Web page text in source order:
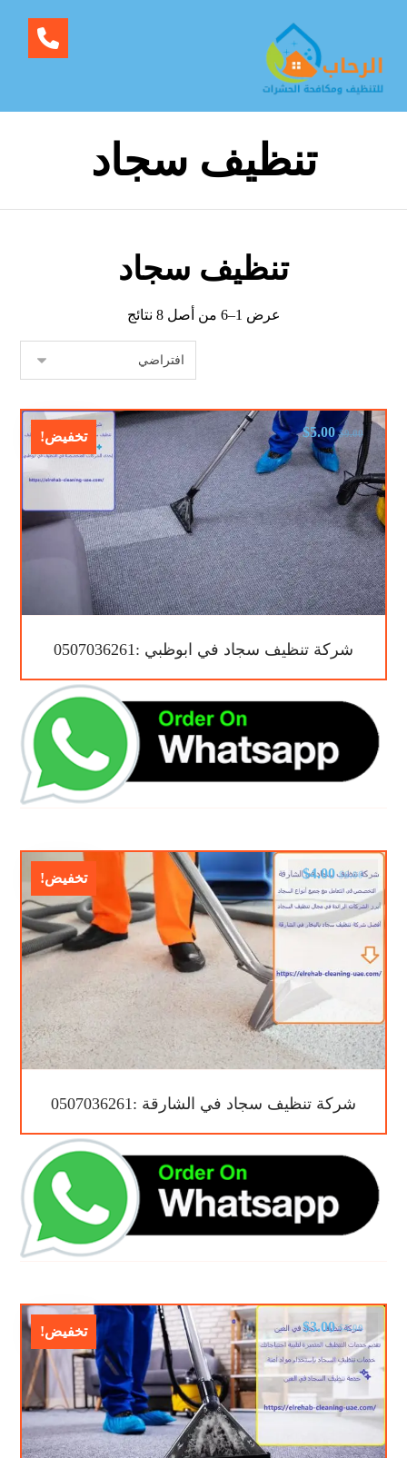
تنظيف سجاد
تنظيف سجاد
عرض 1–6 من أصل 8 نتائج
تخفيض!
شركة تنظيف سجاد في ابوظبي :0507036261
$9.00
$5.00
تخفيض!
شركة تنظيف سجاد في الشارقة :0507036261
$6.00
$4.00
تخفيض! $5.00
$3.00